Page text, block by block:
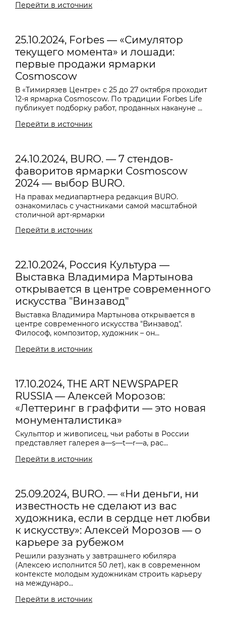
Перейти в источник
25.10.2024, Forbes — «Симулятор
текущего момента» и лошади:
первые продажи ярмарки
Cosmoscow
В «Тимирязев Центре» с 25 до 27 октября проходит
12-я ярмарка Cosmoscow. По традиции Forbes Life
публикует подборку работ, проданных накануне ...
Перейти в источник
24.10.2024, BURO. — 7 стендов-
фаворитов ярмарки Cosmoscow
2024 — выбор BURO.
На правах медиапартнера редакция BURO.
ознакомилась с участниками самой масштабной
столичной арт-ярмарки
Перейти в источник
22.10.2024, Россия Культура —
Выставка Владимира Мартынова
открывается в центре современного
искусства "Винзавод"
Выставка Владимира Мартынова открывается в
центре современного искусства "Винзавод".
Философ, композитор, художник – он...
Перейти в источник
17.10.2024, THE ART NEWSPAPER
RUSSIA — Алексей Морозов:
«Леттеринг в граффити — это новая
монументалистика»
Скульптор и живописец, чьи работы в России
представляет галерея a—s—t—r—a, рас...
Перейти в источник
25.09.2024, BURO. — «Ни деньги, ни
известность не сделают из вас
художника, если в сердце нет любви
к искусству»: Алексей Морозов — о
карьере за рубежом
Решили разузнать у завтрашнего юбиляра
(Алексею исполнится 50 лет), как в современном
контексте молодым художникам строить карьеру
на междунаро...
Перейти в источник